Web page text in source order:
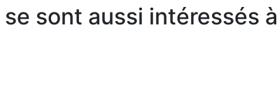
sont aussi intéressés à